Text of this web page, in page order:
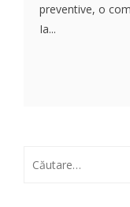
preventive, o
Ia...